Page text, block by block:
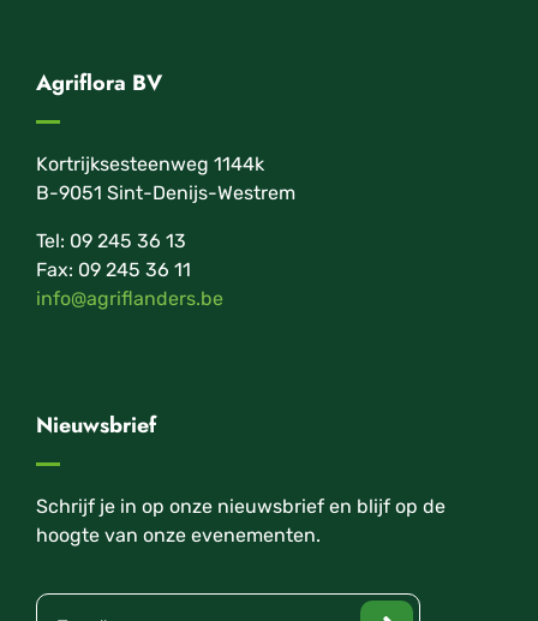
Agriflora BV
Kortrijksesteenweg 1144k
B-9051 Sint-Denijs-Westrem
Tel: 09 245 36 13
Fax: 09 245 36 11
info@agriflanders.be
Nieuwsbrief
Schrijf je in op onze nieuwsbrief en blijf op de
hoogte van onze evenementen.